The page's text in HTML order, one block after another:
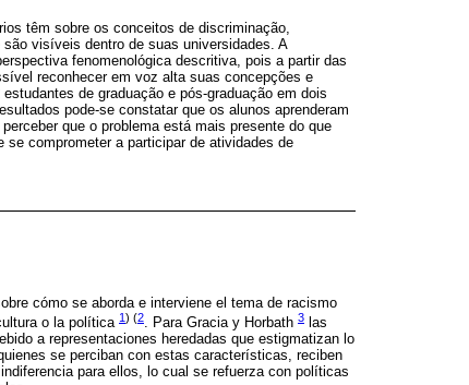
têm sobre os conceitos de discriminação,
visíveis dentro de suas universidades. A
fenomenológica descritiva, pois a partir das
reconhecer em voz alta suas concepções e
de graduação e pós-graduação em dois
pode-se constatar que os alunos aprenderam
que o problema está mais presente do que
comprometer a participar de atividades de
cómo se aborda e interviene el tema de racismo
o la política 1) (2. Para Gracia y Horbath 3 las
a representaciones heredadas que estigmatizan lo
se perciban con estas características, reciben
para ellos, lo cual se refuerza con políticas